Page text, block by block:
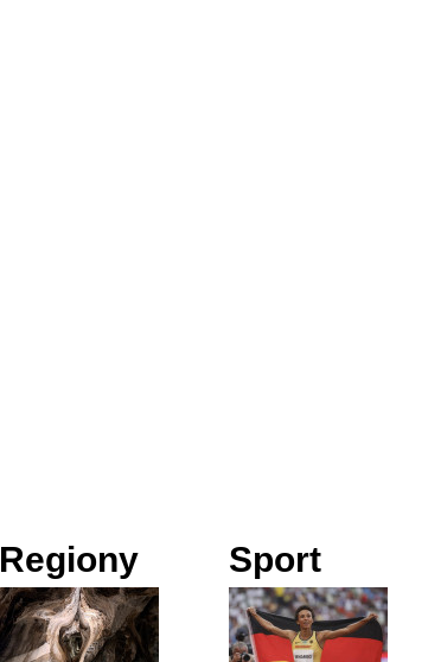
Regiony Sport